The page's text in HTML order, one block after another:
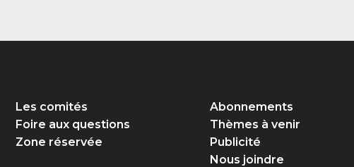
Les comités
Foire aux questions
Zone réservée
Abonnements
Thèmes à venir
Publicité
Nous joindre